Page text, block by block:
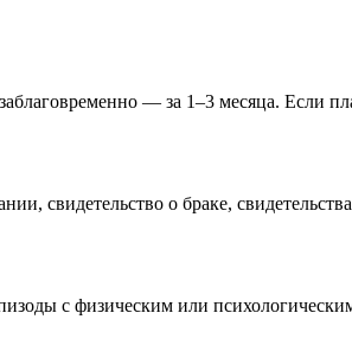
— за 1–3 месяца. Если
свидетельство о браке,
с физическим или